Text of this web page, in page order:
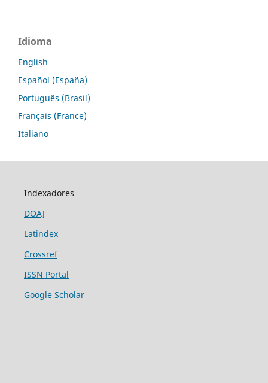
Idioma
English
Español (España)
Português (Brasil)
Français (France)
Italiano
Indexadores
DOAJ
Latindex
Crossref
ISSN Portal
Google Scholar